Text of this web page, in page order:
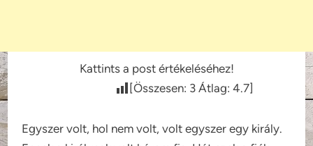
Kattints a post értékeléséhez!
[Összesen: 3 Átlag: 4.7]
Egyszer volt, hol nem volt, volt egyszer egy király.